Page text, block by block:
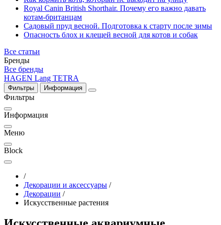
Royal Canin British Shorthair. Почему его важно давать
котам-британцам
Садовый пруд весной. Подготовка к старту после зимы
Опасность блох и клещей весной для котов и собак
Все статьи
Бренды
Все бренды
HAGEN Lang TETRA
Фильтры Информация
Фильтры
Информация
Меню
Block
/
Декорации и аксессуары /
Декорации /
Искусственные растения